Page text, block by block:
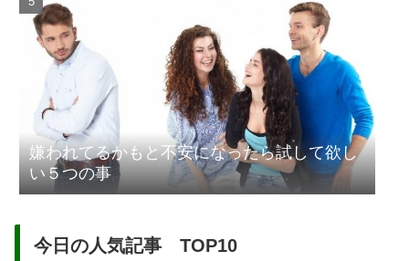
嫌われてるかもと不安になったら試して欲し
い５つの事
今日の人気記事 TOP10